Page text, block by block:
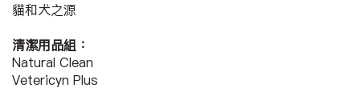
貓和犬之源
清潔用品組：
Natural Clean
Vetericyn Plus